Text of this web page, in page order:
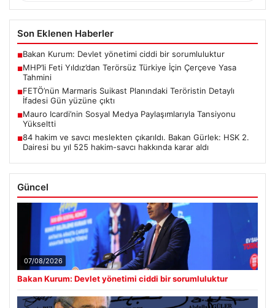
Son Eklenen Haberler
■Bakan Kurum: Devlet yönetimi ciddi bir sorumluluktur
■MHP’li Feti Yıldız’dan Terörsüz Türkiye İçin Çerçeve Yasa
Tahmini
■FETÖ’nün Marmaris Suikast Planındaki Teröristin Detaylı
İfadesi Gün yüzüne çıktı
■Mauro Icardi’nin Sosyal Medya Paylaşımlarıyla Tansiyonu
Yükseltti
■84 hakim ve savcı meslekten çıkarıldı. Bakan Gürlek: HSK 2.
Dairesi bu yıl 525 hakim-savcı hakkında karar aldı
Güncel
07/08/2026
Bakan Kurum: Devlet yönetimi ciddi bir sorumluluktur